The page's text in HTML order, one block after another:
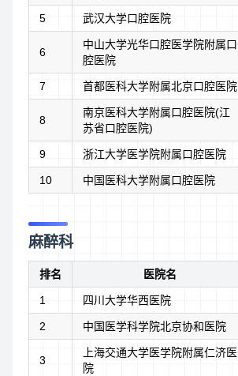
5 武汉大学口腔医院
6
中山大学光华口腔医学院附属口
腔医院
7 首都医科大学附属北京口腔医院
8
南京医科大学附属口腔医院(江
苏省口腔医院)
9 浙江大学医学院附属口腔医院
10 中国医科大学附属口腔医院
麻醉科
排名 医院名
1 四川大学华西医院
2 中国医学科学院北京协和医院
3
上海交通大学医学院附属仁济医
院